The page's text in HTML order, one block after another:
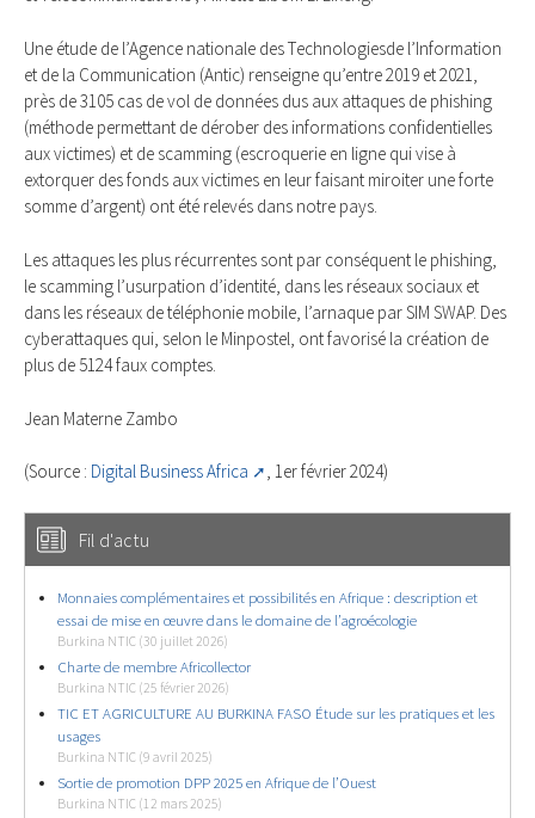
Une étude de l’Agence nationale des Technologiesde l’Information
et de la Communication (Antic) renseigne qu’entre 2019 et 2021,
près de 3105 cas de vol de données dus aux attaques de phishing
(méthode permettant de dérober des informations confidentielles
aux victimes) et de scamming (escroquerie en ligne qui vise à
extorquer des fonds aux victimes en leur faisant miroiter une forte
somme d’argent) ont été relevés dans notre pays.
Les attaques les plus récurrentes sont par conséquent le phishing,
le scamming l’usurpation d’identité, dans les réseaux sociaux et
dans les réseaux de téléphonie mobile, l’arnaque par SIM SWAP. Des
cyberattaques qui, selon le Minpostel, ont favorisé la création de
plus de 5124 faux comptes.
Jean Materne Zambo
(Source : Digital Business Africa , 1er février 2024)
Fil d'actu
Monnaies complémentaires et possibilités en Afrique : description et
essai de mise en œuvre dans le domaine de l’agroécologie
Burkina NTIC (30 juillet 2026)
Charte de membre Africollector
Burkina NTIC (25 février 2026)
TIC ET AGRICULTURE AU BURKINA FASO Étude sur les pratiques et les
usages
Burkina NTIC (9 avril 2025)
Sortie de promotion DPP 2025 en Afrique de l’Ouest
Burkina NTIC (12 mars 2025)